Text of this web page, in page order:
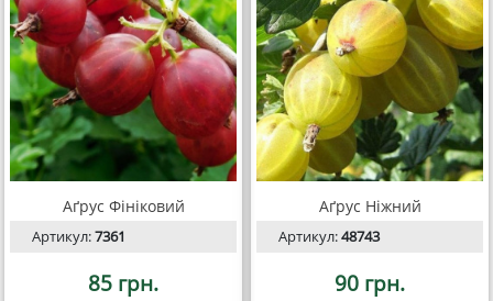
Аґрус Фініковий
Артикул:7361
85 грн.
Аґрус Ніжний
Артикул:48743
90 грн.